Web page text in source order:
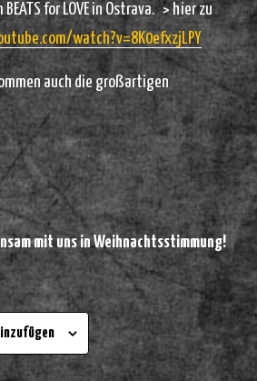
for LOVE in Ostrava. > hier zu
watch?v=8K0efxzjLPY
auch die großartigen
mit uns in Weihnachtsstimmung!